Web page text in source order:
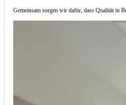
Gemeinsam sorgen wir dafür, dass Qualität in